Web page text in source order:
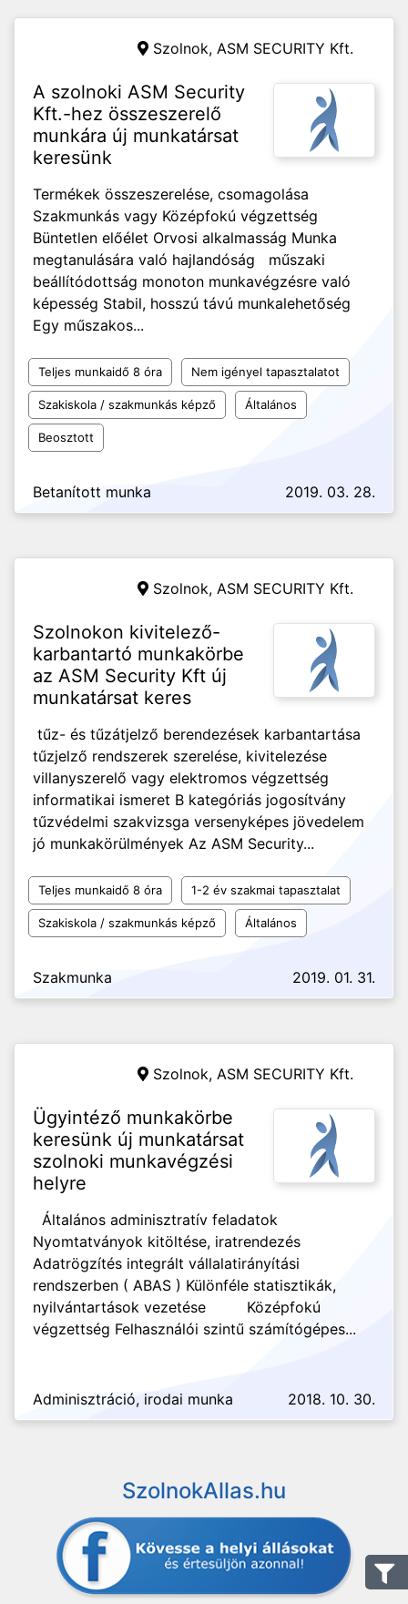
Szolnok, ASM SECURITY Kft.
A szolnoki ASM Security
Kft.-hez összeszerelő
munkára új munkatársat
keresünk
Termékek összeszerelése, csomagolása
Szakmunkás vagy Középfokú végzettség
Büntetlen előélet Orvosi alkalmasság Munka
megtanulására való hajlandóság műszaki
beállítódottság monoton munkavégzésre való
képesség Stabil, hosszú távú munkalehetőség
Egy műszakos...
Teljes munkaidő 8 óra Nem igényel tapasztalatot
Szakiskola / szakmunkás képző Általános
Beosztott
Betanított munka 2019. 03. 28.
Szolnok, ASM SECURITY Kft.
Szolnokon kivitelező-
karbantartó munkakörbe
az ASM Security Kft új
munkatársat keres
tűz- és tűzátjelző berendezések karbantartása
tűzjelző rendszerek szerelése, kivitelezése
villanyszerelő vagy elektromos végzettség
informatikai ismeret B kategóriás jogosítvány
tűzvédelmi szakvizsga versenyképes jövedelem
jó munkakörülmények Az ASM Security...
Teljes munkaidő 8 óra 1-2 év szakmai tapasztalat
Szakiskola / szakmunkás képző Általános
Szakmunka 2019. 01. 31.
Szolnok, ASM SECURITY Kft.
Ügyintéző munkakörbe
keresünk új munkatársat
szolnoki munkavégzési
helyre
Általános adminisztratív feladatok
Nyomtatványok kitöltése, iratrendezés
Adatrögzítés integrált vállalatirányítási
rendszerben ( ABAS ) Különféle statisztikák,
nyilvántartások vezetése Középfokú
végzettség Felhasználói szintű számítógépes...
Adminisztráció, irodai munka 2018. 10. 30.
SzolnokAllas.hu